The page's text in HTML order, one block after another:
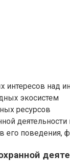
интересов над
экосистем
ресурсов
его